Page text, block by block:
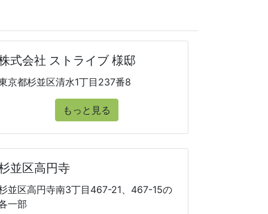
式会社 ストライブ 様邸
京都杉並区清水1丁目237番8
もっと見る
並区高円寺
並区高円寺南3丁目467-21、467-15の
一部